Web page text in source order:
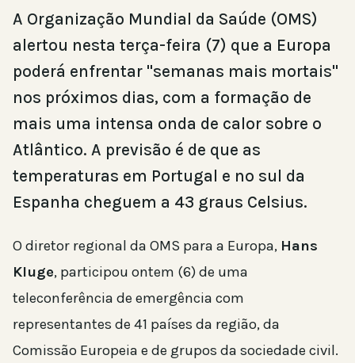
A Organização Mundial da Saúde (OMS)
alertou nesta terça-feira (7) que a Europa
poderá enfrentar "semanas mais mortais"
nos próximos dias, com a formação de
mais uma intensa onda de calor sobre o
Atlântico. A previsão é de que as
temperaturas em Portugal e no sul da
Espanha cheguem a 43 graus Celsius.
O diretor regional da OMS para a Europa, Hans
Kluge, participou ontem (6) de uma
teleconferência de emergência com
representantes de 41 países da região, da
Comissão Europeia e de grupos da sociedade civil.